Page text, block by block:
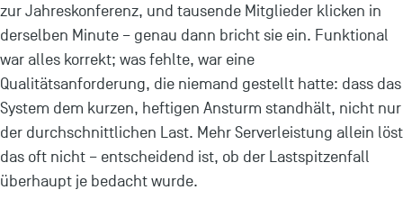
zur Jahreskonferenz, und tausende Mitglieder klicken in
derselben Minute – genau dann bricht sie ein. Funktional
war alles korrekt; was fehlte, war eine
Qualitätsanforderung, die niemand gestellt hatte: dass das
System dem kurzen, heftigen Ansturm standhält, nicht nur
der durchschnittlichen Last. Mehr Serverleistung allein löst
das oft nicht – entscheidend ist, ob der Lastspitzenfall
überhaupt je bedacht wurde.